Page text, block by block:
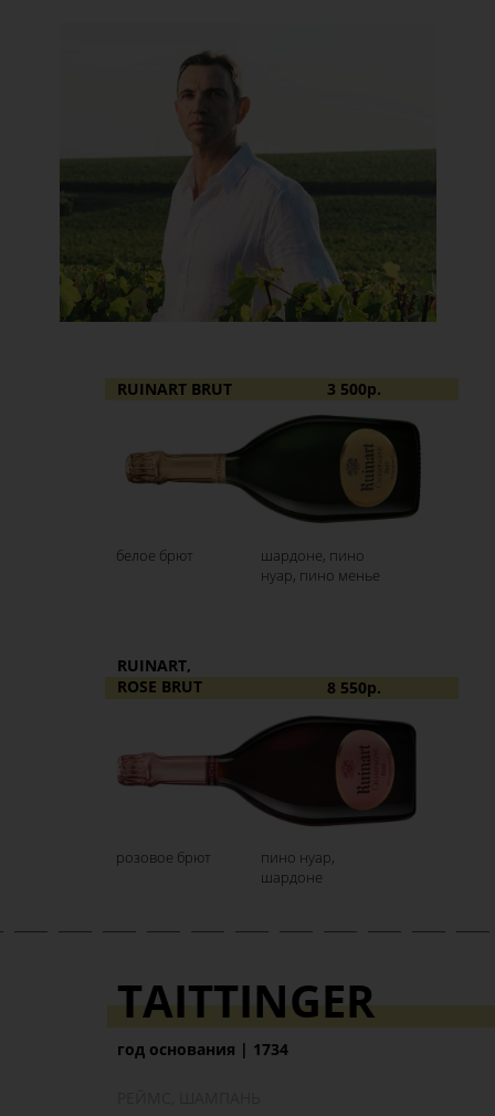
белое брют
3 500р.
RUINART BRUT
розовое брют
8 550р.
RUINART,
ROSE BRUT
пино нуар,
шардоне
шардоне, пино
нуар, пино менье
TAITTINGER
год основания | 1734